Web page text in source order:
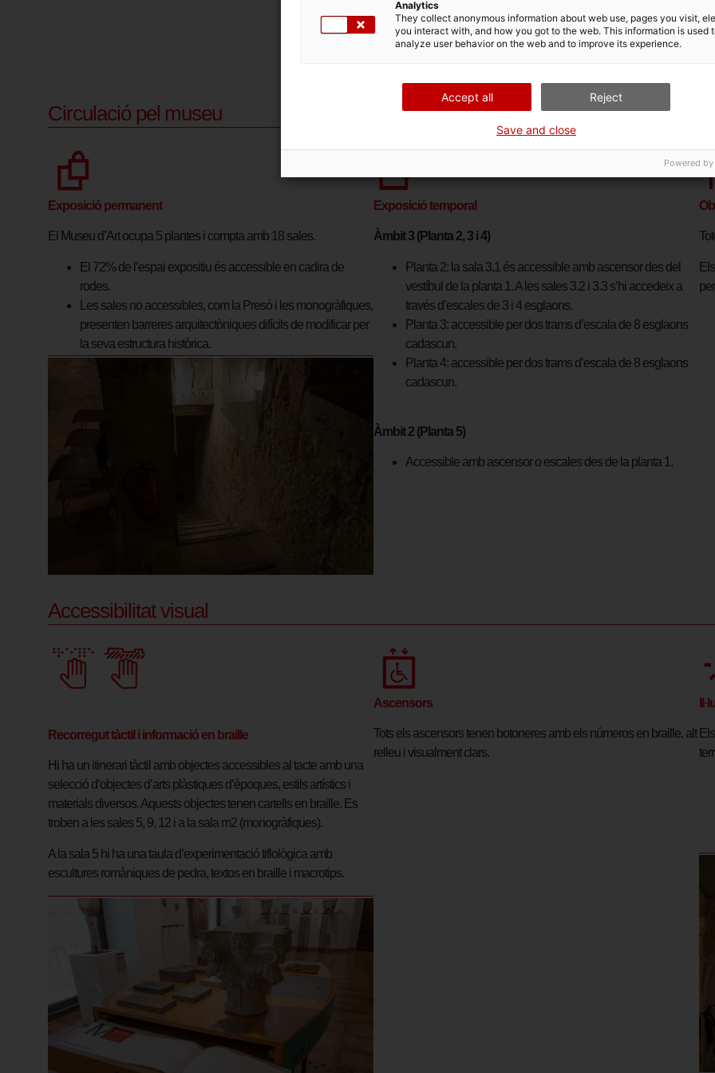
d’accessibilitat actual.
Circulació pel museu
Exposició permanent
El Museu d’Art ocupa 5 plantes i compta amb 18 sales.
El 72% de l’espai expositiu és accessible en cadira de
rodes.
Les sales no accessibles, com la Presó i les monogràfiques,
presenten barreres arquitectòniques difícils de modificar per
la seva estructura històrica.
Exposició temporal
Àmbit 3 (Planta 2, 3 i 4)
Planta 2: la sala 3.1 és accessible amb ascensor des del
vestíbul de la planta 1. A les sales 3.2 i 3.3 s’hi accedeix a
través d’escales de 3 i 4 esglaons.
Planta 3: accessible per dos trams d’escala de 8 esglaons
cadascun.
Planta 4: accessible per dos trams d’escala de 8 esglaons
cadascun.
Àmbit 2 (Planta 5)
Accessible amb ascensor o escales des de la planta 1.
Accessibilitat visual
Recorregut tàctil i informació en braille
Hi ha un itinerari tàctil amb objectes accessibles al tacte amb una
selecció d’objectes d’arts plàstiques d’èpoques, estils artístics i
materials diversos. Aquests objectes tenen cartells en braille. Es
troben a les sales 5, 9, 12 i a la sala m2 (monogràfiques).
A la sala 5 hi ha una taula d’experimentació tiflològica amb
escultures romàniques de pedra, textos en braille i macrotips.
Ascensors
Tots els ascensors tenen botoneres amb els números en braille, alt
relleu i visualment clars.
Analytics
They collect anonymous information about web use, pages you visit,
you interact with, and how you got to the web. This information is used
analyze user behavior on the web and to improve its experience.
Accept all Reject
Save and close
Powered by